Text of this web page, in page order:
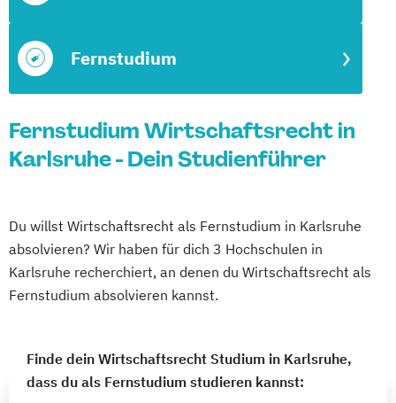
Fernstudium
Fernstudium Wirtschaftsrecht in
Karlsruhe - Dein Studienführer
Du willst Wirtschaftsrecht als Fernstudium in Karlsruhe
absolvieren? Wir haben für dich 3 Hochschulen in
Karlsruhe recherchiert, an denen du Wirtschaftsrecht als
Fernstudium absolvieren kannst.
Finde dein Wirtschaftsrecht Studium in Karlsruhe,
dass du als Fernstudium studieren kannst: